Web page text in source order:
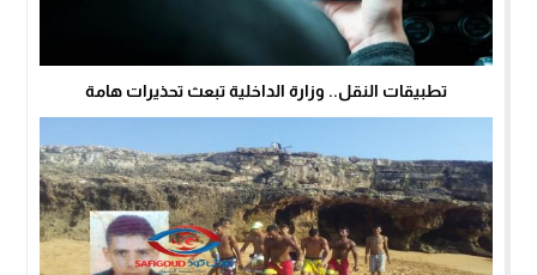
تطبيقات النقل.. وزارة الداخلية تبعث تحذيرات هامة